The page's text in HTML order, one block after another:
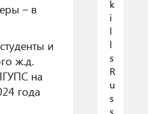
– в
и
ж.д.
на
года
k
i
l
l
s
R
u
s
s